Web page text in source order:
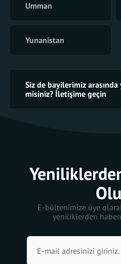
Umman
Yunanistan
Siz de bayilerimiz
misiniz? İletişime geçin
E-bültenimize üye
yeniliklerden